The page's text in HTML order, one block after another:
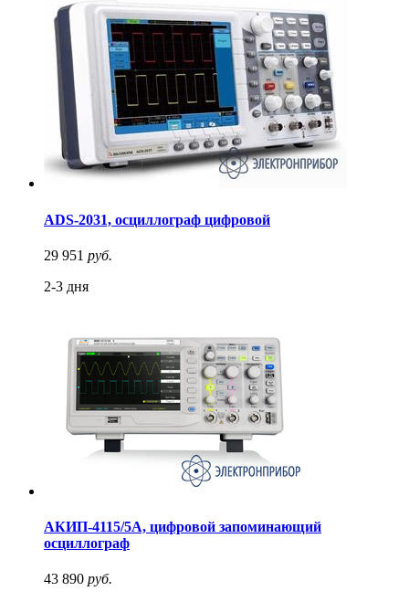
ADS-2031, осциллограф цифровой
29 951 руб.
2-3 дня
АКИП-4115/5А, цифровой запоминающий
осциллограф
43 890 руб.